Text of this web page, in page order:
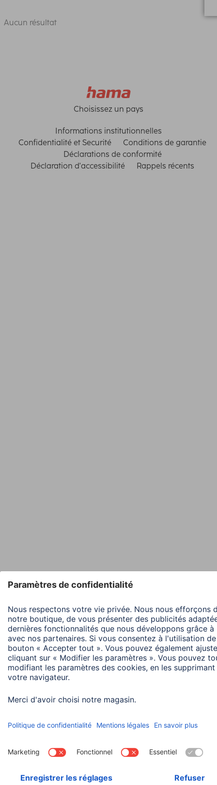
Aucun résultat
Choisissez un pays
Informations institutionnelles
Confidentialité et Securité
Conditions de garantie
Déclarations de conformité
Déclaration d'accessibilité
Rappels récents